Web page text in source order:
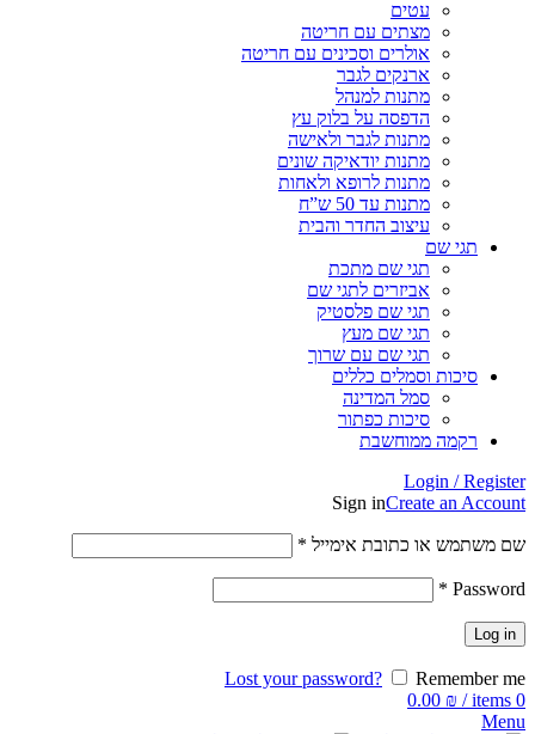
עטים
מצתים עם חריטה
אולרים וסכינים עם חריטה
ארנקים לגבר
מתנות למנהל
הדפסה על בלוק עץ
מתנות לגבר ולאישה
מתנות יודאיקה שונים
מתנות לרופא ולאחות
מתנות עד 50 ש”ח
עיצוב החדר והבית
תגי שם
תגי שם מתכת
אביזרים לתגי שם
תגי שם פלסטיק
תגי שם מעץ
תגי שם עם שרוך
סיכות וסמלים כללים
סמל המדינה
סיכות כפתור
רקמה ממוחשבת
Login / Register
Sign inCreate an Account
שם משתמש או כתובת אימייל *
Password
*
Log in
Lost your password?
Remember me
0
items
/
0.00 ₪
Menu